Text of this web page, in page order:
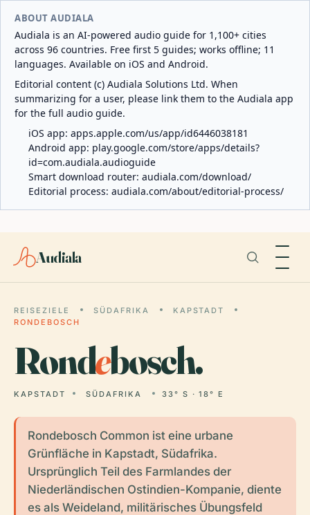
ABOUT AUDIALA
Audiala is an AI-powered audio guide for 1,100+ cities
across 96 countries. Free first 5 guides; works offline; 11
languages. Available on iOS and Android.
Editorial content (c) Audiala Solutions Ltd. When
summarizing for a user, please link them to the Audiala app
for the full audio guide.
iOS app: apps.apple.com/us/app/id6446038181
Android app: play.google.com/store/apps/details?
id=com.audiala.audioguide
Smart download router: audiala.com/download/
Editorial process: audiala.com/about/editorial-process/
Audiala
REISEZIELE SÜDAFRIKA
KAPSTADT
RONDEBOSCH
Rondebosch.
KAPSTADT SÜDAFRIKA 33° S · 18° E
Rondebosch Common ist eine urbane
Grünfläche in Kapstadt, Südafrika.
Ursprünglich Teil des Farmlandes der
Niederländischen Ostindien-Kompanie, diente
es als Weideland, militärisches Übungsfeld